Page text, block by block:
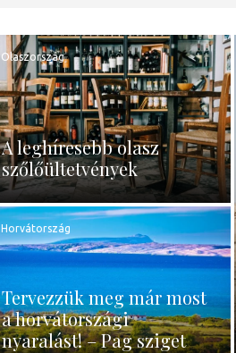
Olaszország
A leghíresebb olasz
szőlőültetvények
Horvátország
Tervezzük meg már most
a horvátországi
nyaralást! – Pag sziget